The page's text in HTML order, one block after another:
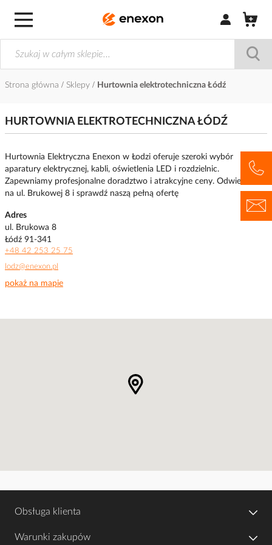
Zaloguj się /
Strona główna Sklepy Hurtownia elektrotechniczna Łódź
HURTOWNIA ELEKTROTECHNICZNA ŁÓDŹ
Hurtownia Elektryczna Enexon w Łodzi oferuje szeroki wybór
aparatury elektrycznej, kabli, oświetlenia LED i rozdzielnic.
Zapewniamy profesjonalne doradztwo i atrakcyjne ceny. Odwiedź nas
na ul. Brukowej 8 i sprawdź naszą pełną ofertę
Adres
ul. Brukowa 8
Łódź 91-341
+48 42 253 25 75
lodz@enexon.pl
pokaż na mapie
Obsługa klienta
Warunki zakupów